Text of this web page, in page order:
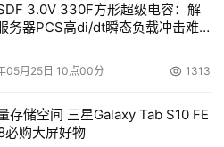
产业精英进行主题演讲。石勇院
程、技术、应用等角度阐述了
产业和平台经济研究中心主任单
中心建设与“东数西算”工程的
3.0V 330F方形超级电容：解
务器PCS高di/dt瞬态负载冲击难
05月25日 10点00分 1313
存储空间 三星Galaxy Tab S10 FE
必购大屏好物